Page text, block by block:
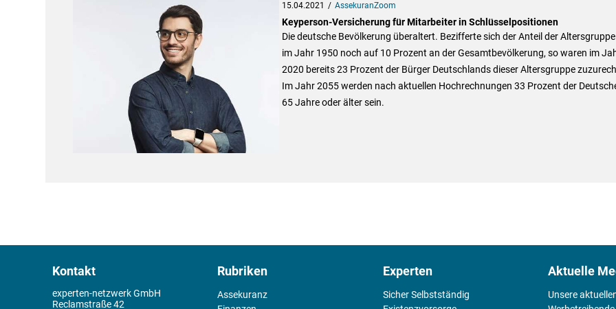
15.04.2021 AssekuranZoom
Keyperson-Versicherung für Mitarbeiter in Schlüsselpositionen
Die deutsche Bevölkerung überaltert. Bezifferte sich der Anteil der
im Jahr 1950 noch auf 10 Prozent an der Gesamtbevölkerung, so waren im
2020 bereits 23 Prozent der Bürger Deutschlands dieser Altersgruppe
Im Jahr 2055 werden nach aktuellen Hochrechnungen 33 Prozent der
65 Jahre oder älter sein.
Kontakt
experten-netzwerk GmbH
Reclamstraße 42
Rubriken
Assekuranz
Experten
Sicher Selbstständig
Aktuelle
Unsere